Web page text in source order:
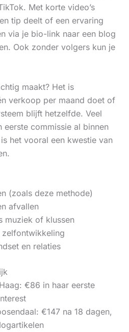
Met korte video’s
tip deelt of een ervaring
via je bio-link naar een blog
Ook zonder volgers kun je
maakt? Het is
verkoop per maand doet of
blijft hetzelfde. Veel
eerste commissie al binnen
het vooral een kwestie van
(zoals deze methode)
afvallen
muziek of klussen
zelfontwikkeling
en relaties
€86 in haar eerste
€147 na 18 dagen,